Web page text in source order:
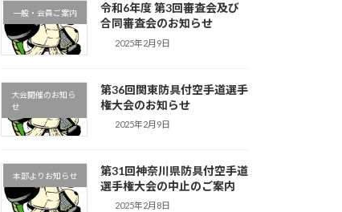
一般・会員ご案内
令和6年度 第3回審査会及び
合同審査会のお知らせ
2025年2月9日
大会開催のお知ら
せ
第36回関東防具付空手道選手
権大会のお知らせ
2025年2月9日
本部よりお知らせ
第31回神奈川県防具付空手道
選手権大会の中止のご案内
2025年2月8日